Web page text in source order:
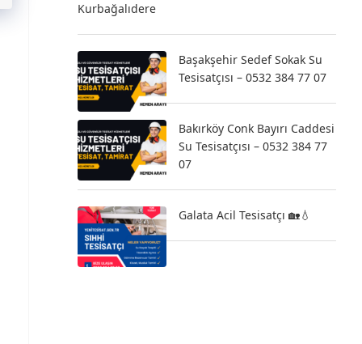
Kurbağalıdere
Başakşehir Sedef Sokak Su
Tesisatçısı – 0532 384 77 07
Bakırköy Conk Bayırı Caddesi
Su Tesisatçısı – 0532 384 77
07
Galata Acil Tesisatçı 🏡💧